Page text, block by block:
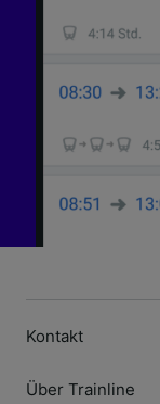
Kontakt
Über Trainline
aktiv
Inhalten,
Angeboten.